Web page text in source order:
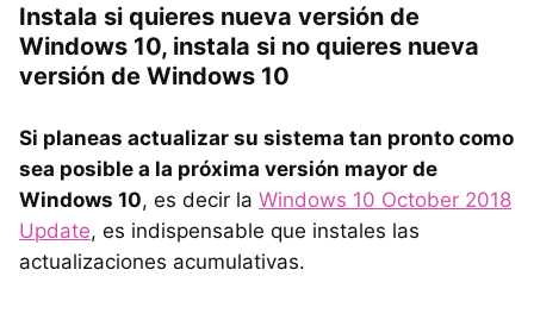
Instala si quieres nueva versión de
Windows 10, instala si no quieres nueva
versión de Windows 10
Si planeas actualizar su sistema tan pronto como
sea posible a la próxima versión mayor de
Windows 10, es decir la Windows 10 October 2018
Update, es indispensable que instales las
actualizaciones acumulativas.